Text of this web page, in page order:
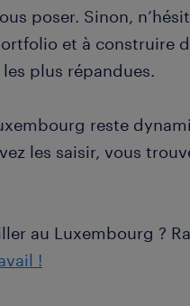
poser. Sinon,
et à construire
plus répandues.
reste
les saisir, vous
au Luxembourg ?
!